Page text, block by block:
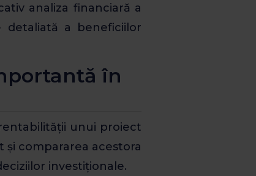
analiza financiară a
detaliată a beneficiilor
în
unui proiect
compararea acestora
investiționale.